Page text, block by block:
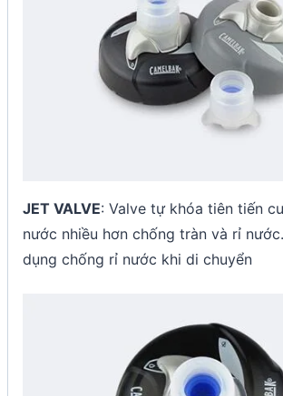
JET VALVE: Valve tự khóa tiên tiến
nước nhiều hơn chống tràn và rỉ
dụng chống rỉ nước khi di chuyển